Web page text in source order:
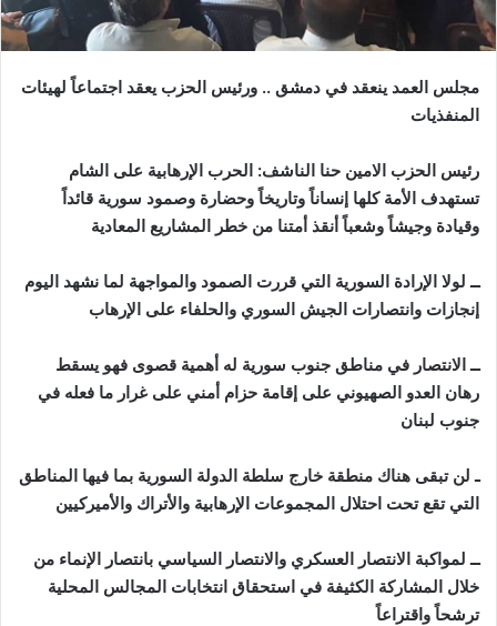
مجلس العمد ينعقد في دمشق .. ورئيس الحزب يعقد اجتماعاً لهيئات
المنفذيات
رئيس الحزب الامين حنا الناشف: الحرب الإرهابية على الشام
تستهدف الأمة كلها إنساناً وتاريخاً وحضارة وصمود سورية قائداً
وقيادة وجيشاً وشعباً أنقذ أمتنا من خطر المشاريع المعادية
ــ لولا الإرادة السورية التي قررت الصمود والمواجهة لما نشهد اليوم
إنجازات وانتصارات الجيش السوري والحلفاء على الإرهاب
ــ الانتصار في مناطق جنوب سورية له أهمية قصوى فهو يسقط
رهان العدو الصهيوني على إقامة حزام أمني على غرار ما فعله في
جنوب لبنان
ـ لن تبقى هناك منطقة خارج سلطة الدولة السورية بما فيها المناطق
التي تقع تحت احتلال المجموعات الإرهابية والأتراك والأميركيين
ــ لمواكبة الانتصار العسكري والانتصار السياسي بانتصار الإنماء من
خلال المشاركة الكثيفة في استحقاق انتخابات المجالس المحلية
ترشحاً واقتراعاً